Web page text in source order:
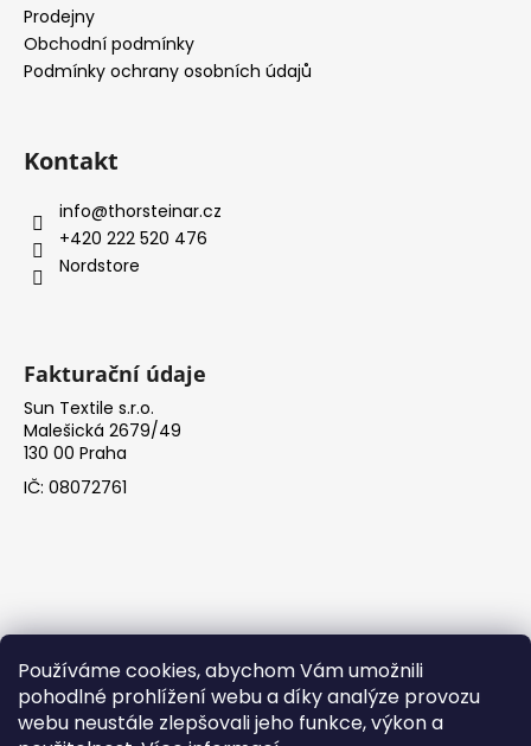
Používáme cookies, abychom Vám umožnili
pohodlné prohlížení webu a díky analýze provozu
webu neustále zlepšovali jeho funkce, výkon a
Prodejny
Obchodní podmínky
Podmínky ochrany osobních údajů
Kontakt
info@thorsteinar.cz
+420 222 520 476
Nordstore
Fakturační údaje
Sun Textile s.r.o.
Malešická 2679/49
130 00 Praha
IČ: 08072761
Facebook